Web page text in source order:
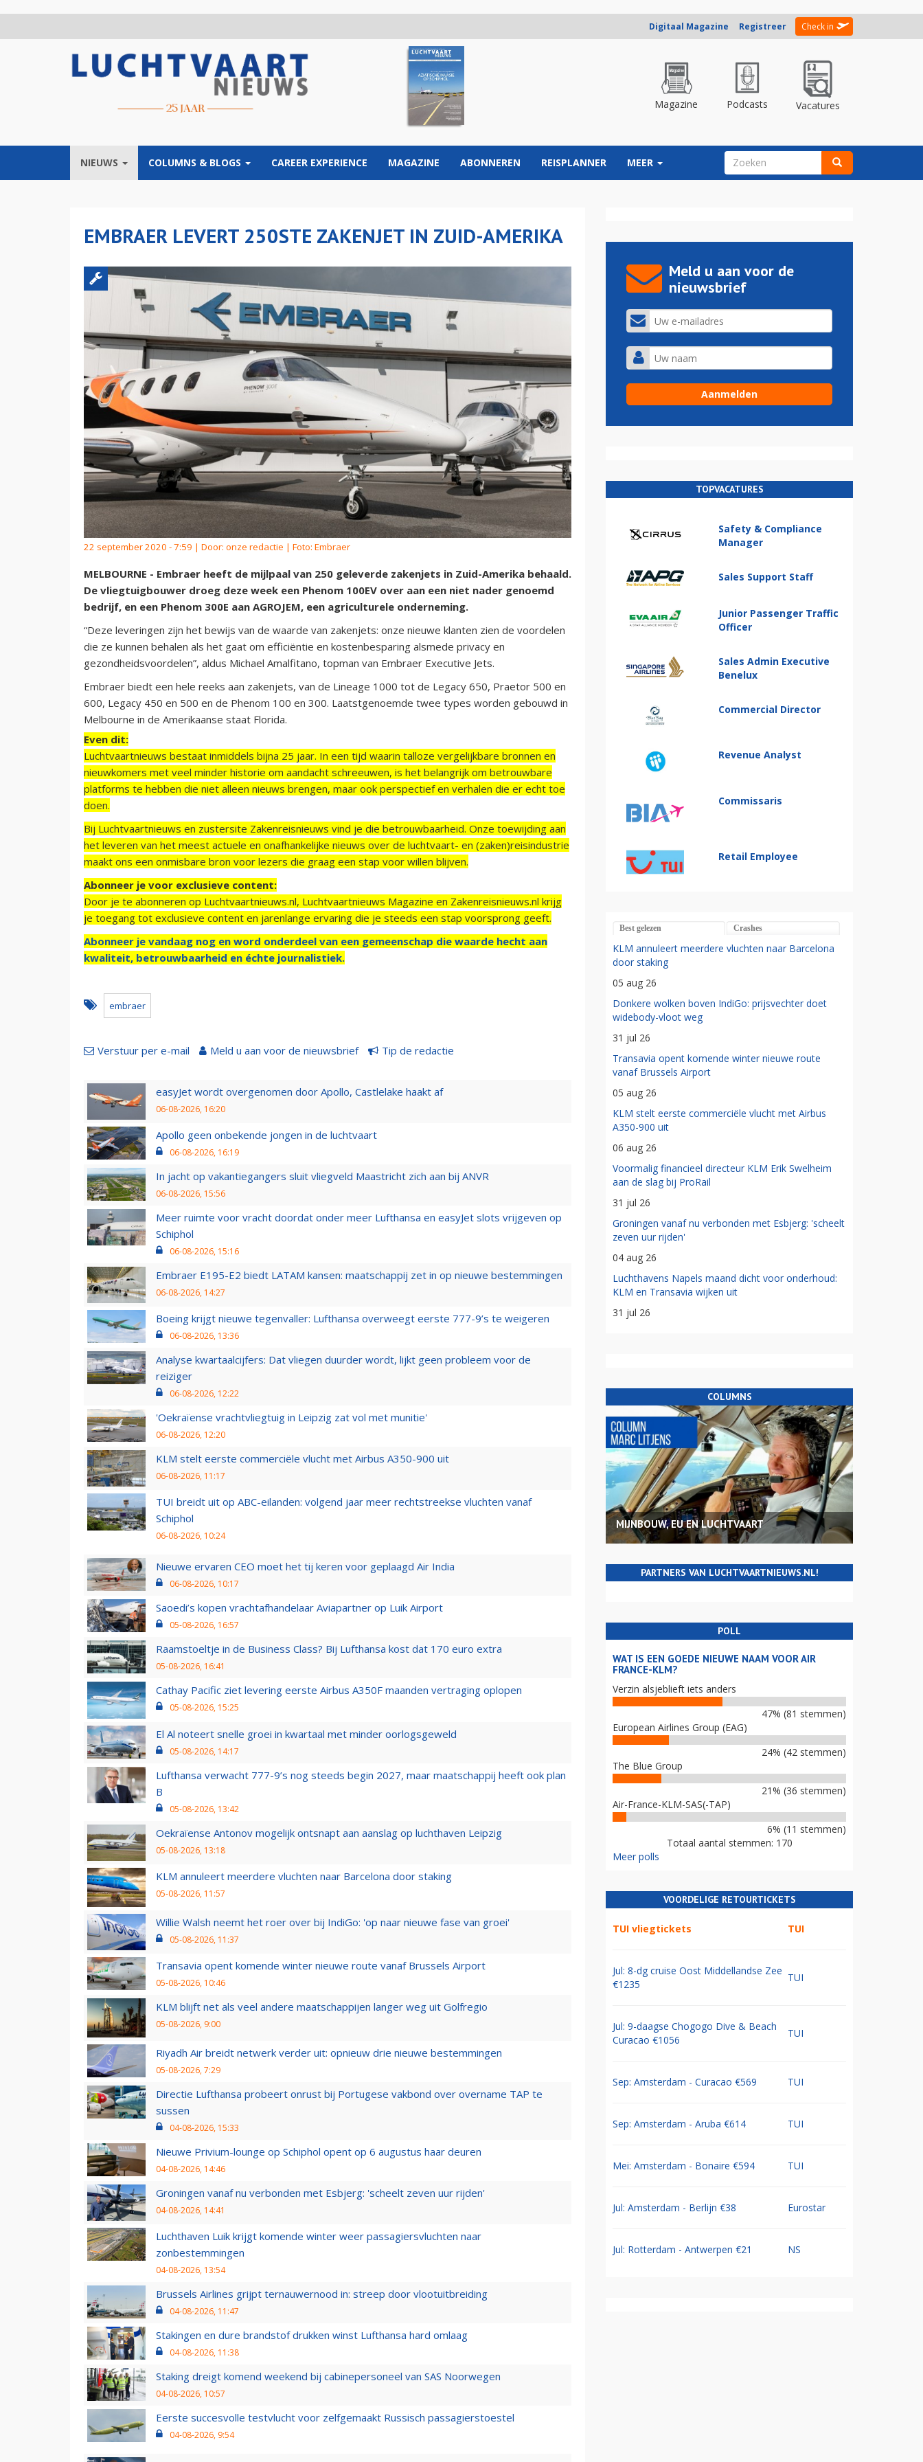
Digitaal Magazine Registreer Check in
Magazine Podcasts Vacatures
NIEUWS COLUMNS & BLOGS CAREER EXPERIENCE MAGAZINE ABONNEREN REISPLANNER MEER ZOEKVELD
EMBRAER LEVERT 250STE ZAKENJET IN ZUID-AMERIKA
22 september 2020 - 7:59 | Door: onze redactie | Foto: Embraer
MELBOURNE - Embraer heeft de mijlpaal van 250 geleverde zakenjets in Zuid-Amerika behaald.
De vliegtuigbouwer droeg deze week een Phenom 100EV over aan een niet nader genoemd
bedrijf, en een Phenom 300E aan AGROJEM, een agriculturele onderneming.
“Deze leveringen zijn het bewijs van de waarde van zakenjets: onze nieuwe klanten zien de voordelen
die ze kunnen behalen als het gaat om efficiëntie en kostenbesparing alsmede privacy en
gezondheidsvoordelen”, aldus Michael Amalfitano, topman van Embraer Executive Jets.
Embraer biedt een hele reeks aan zakenjets, van de Lineage 1000 tot de Legacy 650, Praetor 500 en
600, Legacy 450 en 500 en de Phenom 100 en 300. Laatstgenoemde twee types worden gebouwd in
Melbourne in de Amerikaanse staat Florida.
Even dit:
Luchtvaartnieuws bestaat inmiddels bijna 25 jaar. In een tijd waarin talloze vergelijkbare bronnen en
nieuwkomers met veel minder historie om aandacht schreeuwen, is het belangrijk om betrouwbare
platforms te hebben die niet alleen nieuws brengen, maar ook perspectief en verhalen die er echt toe
doen.
Bij Luchtvaartnieuws en zustersite Zakenreisnieuws vind je die betrouwbaarheid. Onze toewijding aan
het leveren van het meest actuele en onafhankelijke nieuws over de luchtvaart- en (zaken)reisindustrie
maakt ons een onmisbare bron voor lezers die graag een stap voor willen blijven.
Abonneer je voor exclusieve content:
Door je te abonneren op Luchtvaartnieuws.nl, Luchtvaartnieuws Magazine en Zakenreisnieuws.nl krijg
je toegang tot exclusieve content en jarenlange ervaring die je steeds een stap voorsprong geeft.
Abonneer je vandaag nog en word onderdeel van een gemeenschap die waarde hecht aan
kwaliteit, betrouwbaarheid en échte journalistiek.
embraer
Verstuur per e-mail Meld u aan voor de nieuwsbrief Tip de redactie
easyJet wordt overgenomen door Apollo, Castlelake haakt af
06-08-2026, 16:20
Apollo geen onbekende jongen in de luchtvaart
06-08-2026, 16:19
In jacht op vakantiegangers sluit vliegveld Maastricht zich aan bij ANVR
06-08-2026, 15:56
Meer ruimte voor vracht doordat onder meer Lufthansa en easyJet slots vrijgeven op
Schiphol
06-08-2026, 15:16
Embraer E195-E2 biedt LATAM kansen: maatschappij zet in op nieuwe bestemmingen
06-08-2026, 14:27
Boeing krijgt nieuwe tegenvaller: Lufthansa overweegt eerste 777-9’s te weigeren
06-08-2026, 13:36
Analyse kwartaalcijfers: Dat vliegen duurder wordt, lijkt geen probleem voor de
reiziger
06-08-2026, 12:22
'Oekraïense vrachtvliegtuig in Leipzig zat vol met munitie'
06-08-2026, 12:20
KLM stelt eerste commerciële vlucht met Airbus A350-900 uit
06-08-2026, 11:17
TUI breidt uit op ABC-eilanden: volgend jaar meer rechtstreekse vluchten vanaf
Schiphol
06-08-2026, 10:24
Nieuwe ervaren CEO moet het tij keren voor geplaagd Air India
06-08-2026, 10:17
Saoedi’s kopen vrachtafhandelaar Aviapartner op Luik Airport
05-08-2026, 16:57
Raamstoeltje in de Business Class? Bij Lufthansa kost dat 170 euro extra
05-08-2026, 16:41
Cathay Pacific ziet levering eerste Airbus A350F maanden vertraging oplopen
05-08-2026, 15:25
El Al noteert snelle groei in kwartaal met minder oorlogsgeweld
05-08-2026, 14:17
Lufthansa verwacht 777-9’s nog steeds begin 2027, maar maatschappij heeft ook plan
B
05-08-2026, 13:42
Oekraïense Antonov mogelijk ontsnapt aan aanslag op luchthaven Leipzig
05-08-2026, 13:18
KLM annuleert meerdere vluchten naar Barcelona door staking
05-08-2026, 11:57
Willie Walsh neemt het roer over bij IndiGo: 'op naar nieuwe fase van groei'
05-08-2026, 11:37
Transavia opent komende winter nieuwe route vanaf Brussels Airport
05-08-2026, 10:46
KLM blijft net als veel andere maatschappijen langer weg uit Golfregio
05-08-2026, 9:00
Riyadh Air breidt netwerk verder uit: opnieuw drie nieuwe bestemmingen
05-08-2026, 7:29
Directie Lufthansa probeert onrust bij Portugese vakbond over overname TAP te
sussen
04-08-2026, 15:33
Nieuwe Privium-lounge op Schiphol opent op 6 augustus haar deuren
04-08-2026, 14:46
Groningen vanaf nu verbonden met Esbjerg: 'scheelt zeven uur rijden'
04-08-2026, 14:41
Luchthaven Luik krijgt komende winter weer passagiersvluchten naar
zonbestemmingen
04-08-2026, 13:54
Brussels Airlines grijpt ternauwernood in: streep door vlootuitbreiding
04-08-2026, 11:47
Stakingen en dure brandstof drukken winst Lufthansa hard omlaag
04-08-2026, 11:38
Staking dreigt komend weekend bij cabinepersoneel van SAS Noorwegen
04-08-2026, 10:57
Eerste succesvolle testvlucht voor zelfgemaakt Russisch passagierstoestel
04-08-2026, 9:54
Meld u aan voor de
nieuwsbrief
TOPVACATURES
Safety & Compliance
Manager
Sales Support Staff
Junior Passenger Traffic
Officer
Sales Admin Executive
Benelux
Commercial Director
Revenue Analyst
Commissaris
Retail Employee
Best gelezen Crashes
KLM annuleert meerdere vluchten naar Barcelona
door staking
05 aug 26
Donkere wolken boven IndiGo: prijsvechter doet
widebody-vloot weg
31 jul 26
Transavia opent komende winter nieuwe route
vanaf Brussels Airport
05 aug 26
KLM stelt eerste commerciële vlucht met Airbus
A350-900 uit
06 aug 26
Voormalig financieel directeur KLM Erik Swelheim
aan de slag bij ProRail
31 jul 26
Groningen vanaf nu verbonden met Esbjerg: 'scheelt
zeven uur rijden'
04 aug 26
Luchthavens Napels maand dicht voor onderhoud:
KLM en Transavia wijken uit
31 jul 26
COLUMNS
MIJNBOUW, EU EN LUCHTVAART
PARTNERS VAN LUCHTVAARTNIEUWS.NL!
POLL
WAT IS EEN GOEDE NIEUWE NAAM VOOR AIR
FRANCE-KLM?
Verzin alsjeblieft iets anders
47% (81 stemmen)
European Airlines Group (EAG)
24% (42 stemmen)
The Blue Group
21% (36 stemmen)
Air-France-KLM-SAS(-TAP)
6% (11 stemmen)
Totaal aantal stemmen: 170
Meer polls
VOORDELIGE RETOURTICKETS
TUI vliegtickets TUI
Jul: 8-dg cruise Oost Middellandse Zee
€1235
TUI
Jul: 9-daagse Chogogo Dive & Beach
Curacao €1056
TUI
Sep: Amsterdam - Curacao €569 TUI
Sep: Amsterdam - Aruba €614 TUI
Mei: Amsterdam - Bonaire €594 TUI
Jul: Amsterdam - Berlijn €38 Eurostar
Jul: Rotterdam - Antwerpen €21 NS